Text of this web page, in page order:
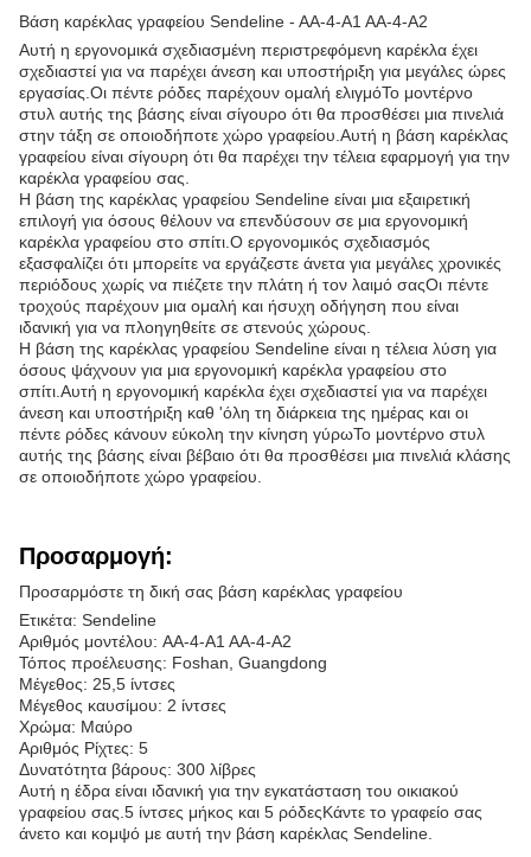
Βάση καρέκλας γραφείου Sendeline - AA-4-A1 AA-4-A2
Αυτή η εργονομικά σχεδιασμένη περιστρεφόμενη καρέκλα έχει
σχεδιαστεί για να παρέχει άνεση και υποστήριξη για μεγάλες ώρες
εργασίας.Οι πέντε ρόδες παρέχουν ομαλή ελιγμόΤο μοντέρνο
στυλ αυτής της βάσης είναι σίγουρο ότι θα προσθέσει μια πινελιά
στην τάξη σε οποιοδήποτε χώρο γραφείου.Αυτή η βάση καρέκλας
γραφείου είναι σίγουρη ότι θα παρέχει την τέλεια εφαρμογή για την
καρέκλα γραφείου σας.
Η βάση της καρέκλας γραφείου Sendeline είναι μια εξαιρετική
επιλογή για όσους θέλουν να επενδύσουν σε μια εργονομική
καρέκλα γραφείου στο σπίτι.Ο εργονομικός σχεδιασμός
εξασφαλίζει ότι μπορείτε να εργάζεστε άνετα για μεγάλες χρονικές
περιόδους χωρίς να πιέζετε την πλάτη ή τον λαιμό σαςΟι πέντε
τροχούς παρέχουν μια ομαλή και ήσυχη οδήγηση που είναι
ιδανική για να πλοηγηθείτε σε στενούς χώρους.
Η βάση της καρέκλας γραφείου Sendeline είναι η τέλεια λύση για
όσους ψάχνουν για μια εργονομική καρέκλα γραφείου στο
σπίτι.Αυτή η εργονομική καρέκλα έχει σχεδιαστεί για να παρέχει
άνεση και υποστήριξη καθ 'όλη τη διάρκεια της ημέρας και οι
πέντε ρόδες κάνουν εύκολη την κίνηση γύρωΤο μοντέρνο στυλ
αυτής της βάσης είναι βέβαιο ότι θα προσθέσει μια πινελιά κλάσης
σε οποιοδήποτε χώρο γραφείου.
Προσαρμογή:
Προσαρμόστε τη δική σας βάση καρέκλας γραφείου
Ετικέτα: Sendeline
Αριθμός μοντέλου: AA-4-A1 AA-4-A2
Τόπος προέλευσης: Foshan, Guangdong
Μέγεθος: 25,5 ίντσες
Μέγεθος καυσίμου: 2 ίντσες
Χρώμα: Μαύρο
Αριθμός Ρίχτες: 5
Δυνατότητα βάρους: 300 λίβρες
Αυτή η έδρα είναι ιδανική για την εγκατάσταση του οικιακού
γραφείου σας.5 ίντσες μήκος και 5 ρόδεςΚάντε το γραφείο σας
άνετο και κομψό με αυτή την βάση καρέκλας Sendeline.